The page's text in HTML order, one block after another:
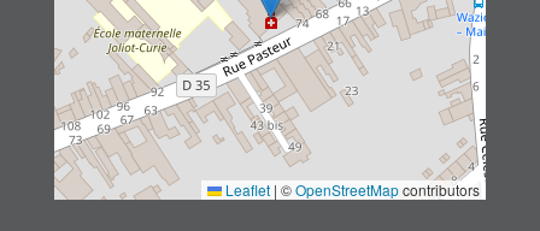
Leaflet | ©OpenStreetMapcontributors